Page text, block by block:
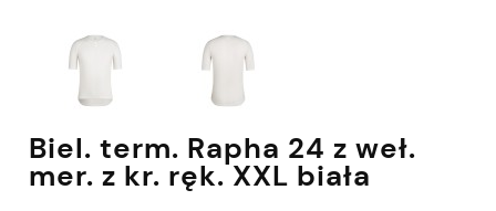
Biel. term. Rapha 24 z weł.
mer. z kr. ręk. XXL biała